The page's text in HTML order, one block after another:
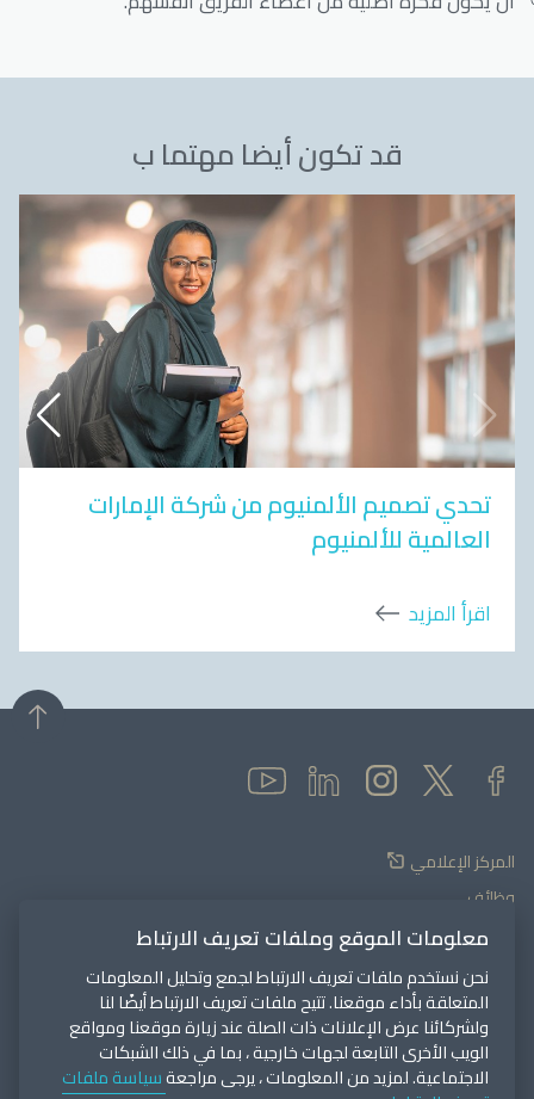
قد تكون أيضا مهتما ب
تحدي تصميم الألمنيوم من شركة الإمارات
العالمية للألمنيوم
اقرأ المزيد
المركز الإعلامي
وظائف
الموردون
بوابة العملاء
اتصل بنا
معلومات الموقع وملفات تعريف الارتباط
نحن نستخدم ملفات تعريف الارتباط لجمع وتحليل المعلومات
المتعلقة بأداء موقعنا. تتيح ملفات تعريف الارتباط أيضًا لنا
ولشركائنا عرض الإعلانات ذات الصلة عند زيارة موقعنا ومواقع
الويب الأخرى التابعة لجهات خارجية ، بما في ذلك الشبكات
الاجتماعية. لمزيد من المعلومات ، يرجى مراجعةسياسة ملفات